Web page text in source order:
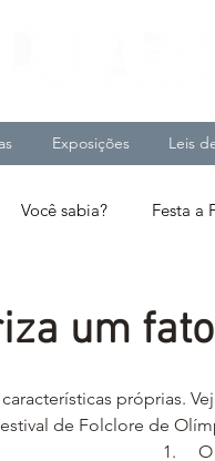
Exposições Leis
Você sabia? Festa a
um
próprias.
de Folclore de